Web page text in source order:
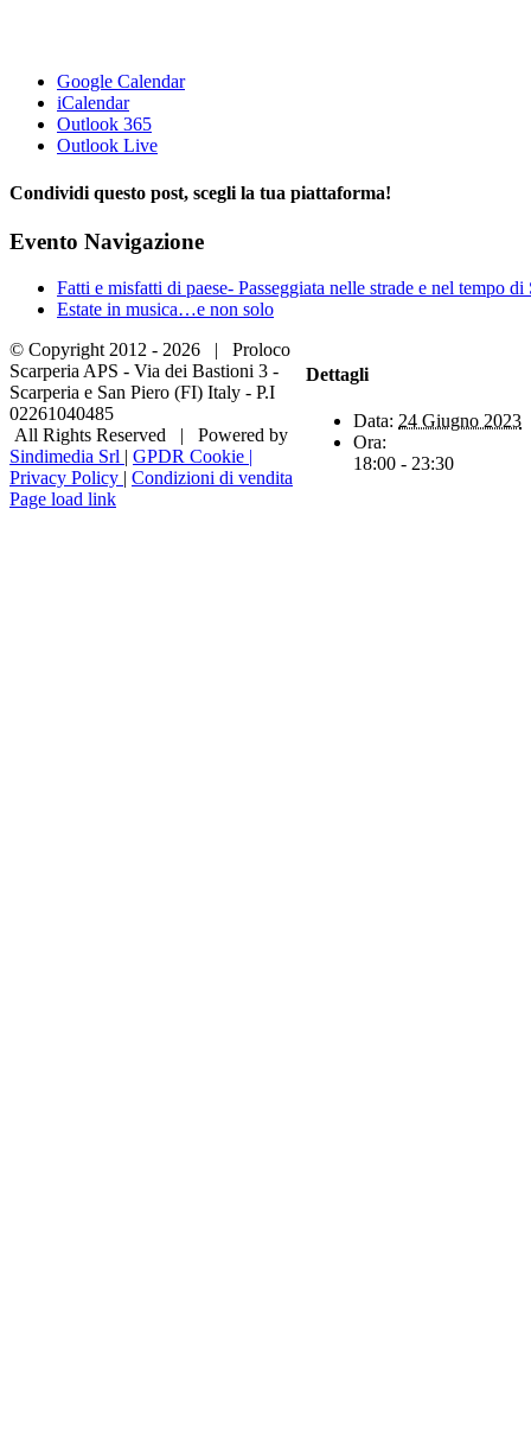
Google Calendar
iCalendar
Outlook 365
Outlook Live
Condividi questo post, scegli la tua piattaforma!
Facebook
X
LinkedIn
WhatsApp
Tumblr
Pinterest
Evento Navigazione
Fatti e misfatti di paese- Passeggiata nelle strade e nel tempo di
Estate in musica…e non solo
Dettagli
Data: 24 Giugno 2023
Ora:
18:00 - 23:30
© Copyright 2012 - 2026 | Proloco
Scarperia APS - Via dei Bastioni 3 -
Scarperia e San Piero (FI) Italy - P.I
02261040485
All Rights Reserved | Powered by
Sindimedia Srl | GPDR Cookie |
Privacy Policy | Condizioni di vendita
Facebook
Instagram
Tripadvisor
WhatsApp
Page load link